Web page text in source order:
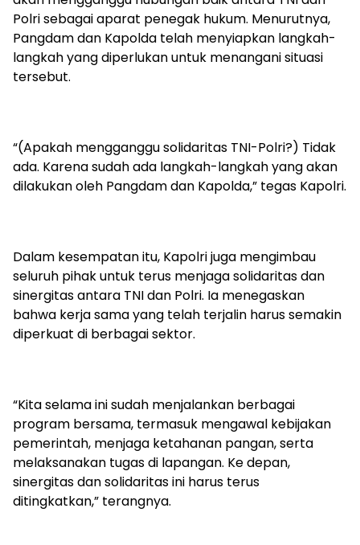
Polri sebagai aparat penegak hukum. Menurutnya,
Pangdam dan Kapolda telah menyiapkan langkah-
langkah yang diperlukan untuk menangani situasi
tersebut.
“(Apakah mengganggu solidaritas TNI-Polri?) Tidak
ada. Karena sudah ada langkah-langkah yang akan
dilakukan oleh Pangdam dan Kapolda,” tegas Kapolri.
Dalam kesempatan itu, Kapolri juga mengimbau
seluruh pihak untuk terus menjaga solidaritas dan
sinergitas antara TNI dan Polri. Ia menegaskan
bahwa kerja sama yang telah terjalin harus semakin
diperkuat di berbagai sektor.
“Kita selama ini sudah menjalankan berbagai
program bersama, termasuk mengawal kebijakan
pemerintah, menjaga ketahanan pangan, serta
melaksanakan tugas di lapangan. Ke depan,
sinergitas dan solidaritas ini harus terus
ditingkatkan,” terangnya.